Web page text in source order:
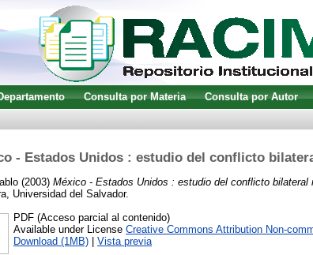
Consulta por Materia Consulta por Autor
- Estados Unidos : estudio del conflicto
(2003) México - Estados Unidos : estudio del conflicto bilateral
Universidad del Salvador.
PDF (Acceso parcial al contenido)
Available under License Creative Commons Attribution Non-
Download (1MB)
Vista previa